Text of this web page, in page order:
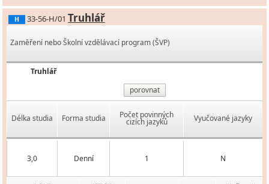
H 33-56-H/01 Truhlář
Zaměření nebo Školní vzdělávací program (ŠVP)
Truhlář
porovnat
Délka studia Forma studia Počet povinných
cizích jazyků Vyučované jazyky
3,0 Denní 1 N